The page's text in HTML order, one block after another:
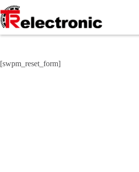
Zum
Inhalt
springen
[swpm_reset_form]